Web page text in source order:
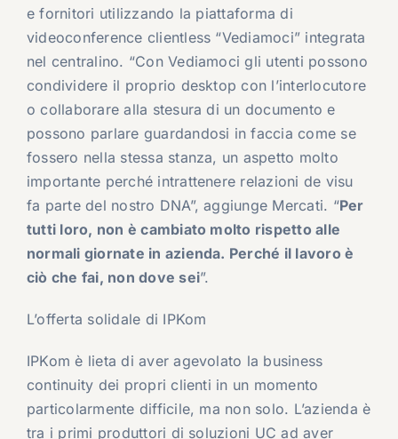
e fornitori utilizzando la piattaforma di
videoconference clientless “Vediamoci” integrata
nel centralino. “Con Vediamoci gli utenti possono
condividere il proprio desktop con l’interlocutore
o collaborare alla stesura di un documento e
possono parlare guardandosi in faccia come se
fossero nella stessa stanza, un aspetto molto
importante perché intrattenere relazioni de visu
fa parte del nostro DNA”, aggiunge Mercati. “Per
tutti loro, non è cambiato molto rispetto alle
normali giornate in azienda. Perché il lavoro è
ciò che fai, non dove sei”.
L’offerta solidale di IPKom
IPKom è lieta di aver agevolato la business
continuity dei propri clienti in un momento
particolarmente difficile, ma non solo. L’azienda è
tra i primi produttori di soluzioni UC ad aver